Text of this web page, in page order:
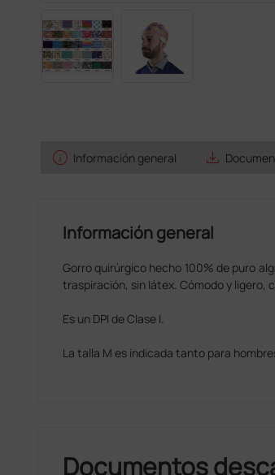
info Información general save_alt
Información general
Gorro quirúrgico hecho 100% de puro
traspiración, sin látex. Cómodo y ligero,
Es un DPI de Clase I.
La talla M es indicada tanto para
Documentos